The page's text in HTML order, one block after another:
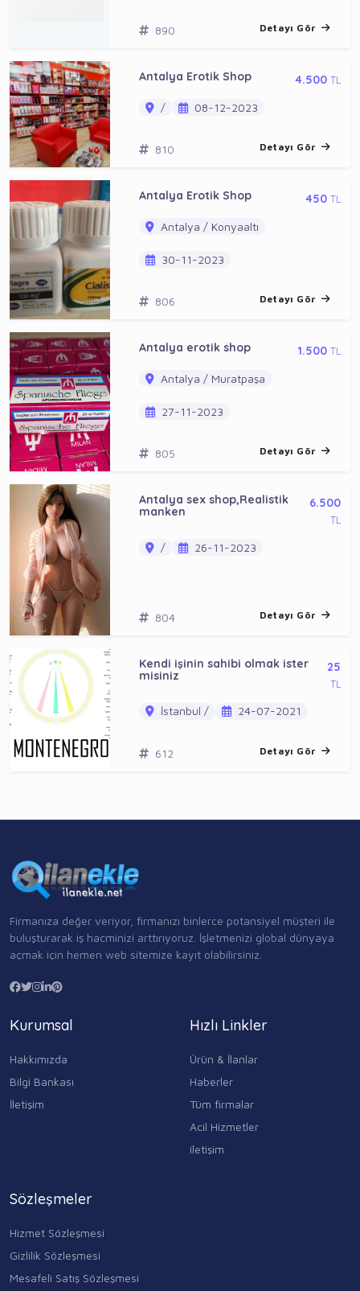
890 Detayı Gör
Antalya Erotik Shop 4.500 TL
/ 08-12-2023
810 Detayı Gör
Antalya Erotik Shop 450 TL
Antalya / Konyaaltı
30-11-2023
806 Detayı Gör
Antalya erotik shop 1.500 TL
Antalya / Muratpaşa
27-11-2023
805 Detayı Gör
Antalya sex shop,Realistik
manken
6.500
TL
/ 26-11-2023
804 Detayı Gör
Kendi işinin sahibi olmak ister
misiniz
25
TL
İstanbul / 24-07-2021
612 Detayı Gör
Firmanıza değer veriyor, firmanızı binlerce potansiyel müşteri ile
buluşturarak iş hacminizi arttırıyoruz. İşletmenizi global dünyaya
açmak için hemen web sitemize kayıt olabilirsiniz.
Kurumsal
Hakkımızda
Bilgi Bankası
İletişim
Hızlı Linkler
Ürün & İlanlar
Haberler
Tüm firmalar
Acil Hizmetler
iletişim
Sözleşmeler
Hizmet Sözleşmesi
Gizlilik Sözleşmesi
Mesafeli Satış Sözleşmesi